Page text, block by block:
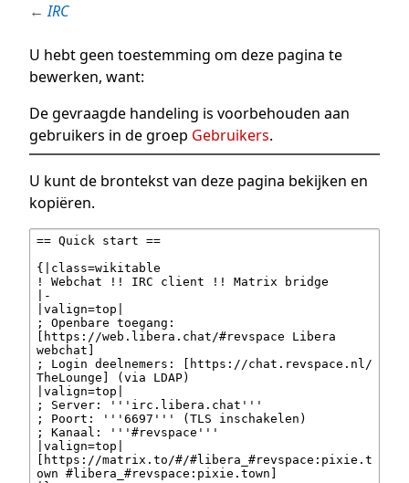
←IRC
U hebt geen toestemming om deze pagina te
bewerken, want:
De gevraagde handeling is voorbehouden aan
gebruikers in de groep Gebruikers.
U kunt de brontekst van deze pagina bekijken en
kopiëren.